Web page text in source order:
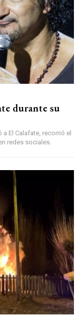
durante su
El Calafate, recorrió el
redes sociales.